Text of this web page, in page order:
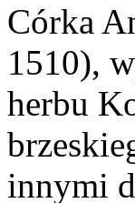
Córka
1510),
herbu
innymi